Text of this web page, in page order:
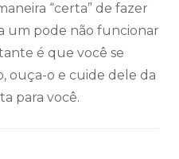
“certa” de fazer
um pode não funcionar
é que você se
ouça-o e cuide dele da
para você.